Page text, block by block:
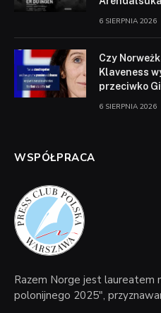
6 SIERPNIA 2026
Czy
Klaveness
przeciwko
6 SIERPNIA 2026
WSPÓŁPRACA
Razem Norge jest laureatem
polonijnego 2025",